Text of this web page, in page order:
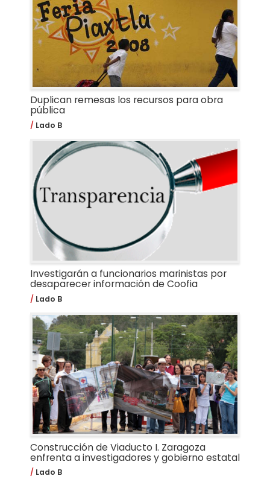
Duplican remesas los recursos para obra
pública
Lado B
Investigarán a funcionarios marinistas por
desaparecer información de Coofia
Lado B
Construcción de Viaducto I. Zaragoza
enfrenta a investigadores y gobierno estatal
Lado B